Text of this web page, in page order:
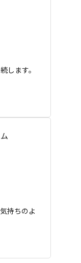
します。
持ちのよ